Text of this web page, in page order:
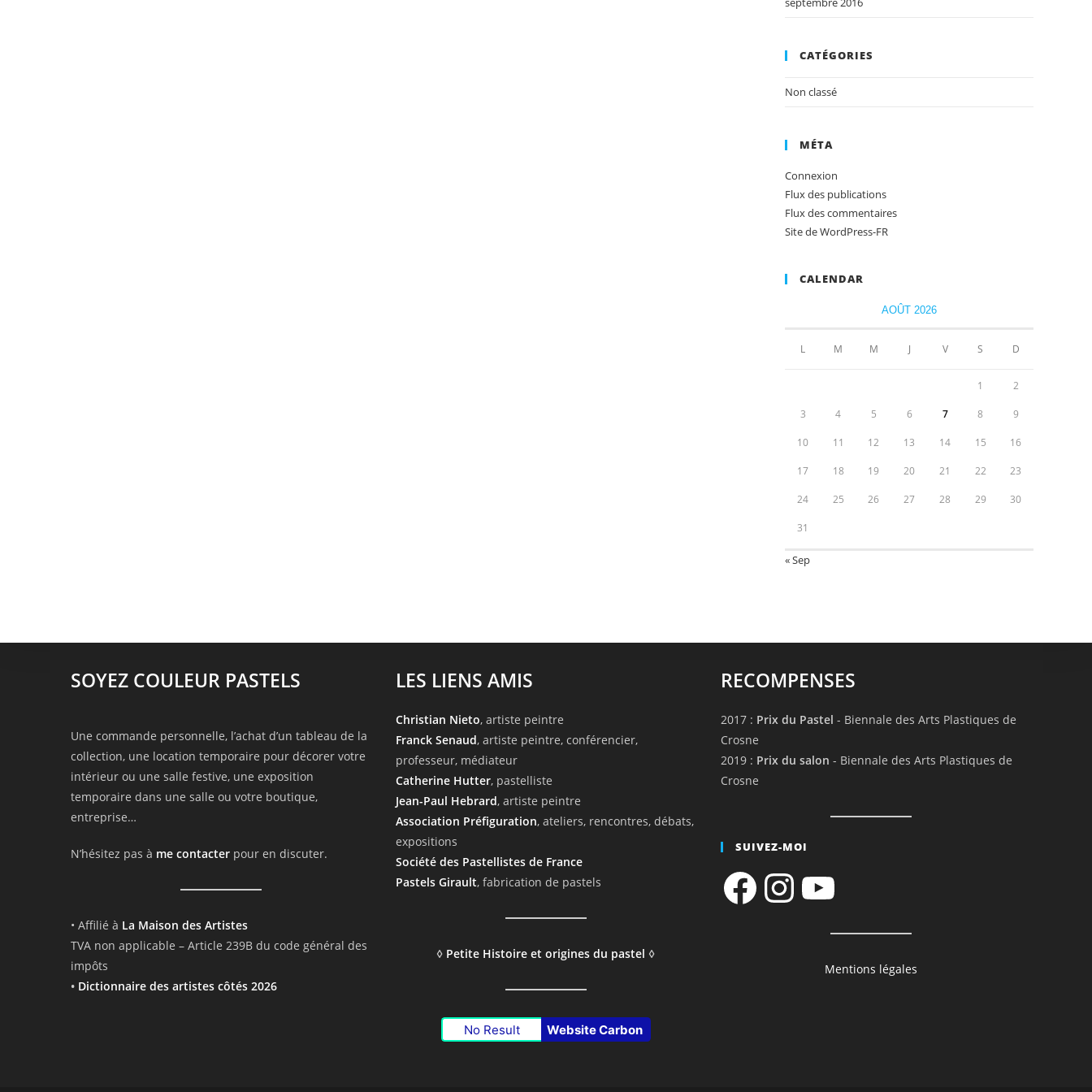
CATÉGORIES
Non classé
MÉTA
Connexion
Flux des publications
Flux des commentaires
Site de WordPress-FR
CALENDAR
AOÛT 2026
L M M J V S D
1 2
3 4 5 6 7 8 9
10 11 12 13 14 15 16
17 18 19 20 21 22 23
24 25 26 27 28 29 30
31
« Sep
SOYEZ COULEUR PASTELS
Une commande personnelle, l’achat d’un tableau de la
collection, une location temporaire pour décorer votre
intérieur ou une salle festive, une exposition
temporaire dans une salle ou votre boutique,
entreprise…
N’hésitez pas à me contacter pour en discuter.
• Affilié à La Maison des Artistes
TVA non applicable – Article 239B du code général des
impôts
• Dictionnaire des artistes côtés 2026
LES LIENS AMIS
Christian Nieto, artiste peintre
Franck Senaud, artiste peintre, conférencier,
professeur, médiateur
Catherine Hutter, pastelliste
Jean-Paul Hebrard, artiste peintre
Association Préfiguration, ateliers, rencontres, débats,
expositions
Société des Pastellistes de France
Pastels Girault, fabrication de pastels
◊ Petite Histoire et origines du pastel ◊
No Result Website Carbon
RECOMPENSES
2017 : Prix du Pastel - Biennale des Arts Plastiques de
Crosne
2019 : Prix du salon - Biennale des Arts Plastiques de
Crosne
SUIVEZ-MOI
FacebookInstagramYouTube
Mentions légales